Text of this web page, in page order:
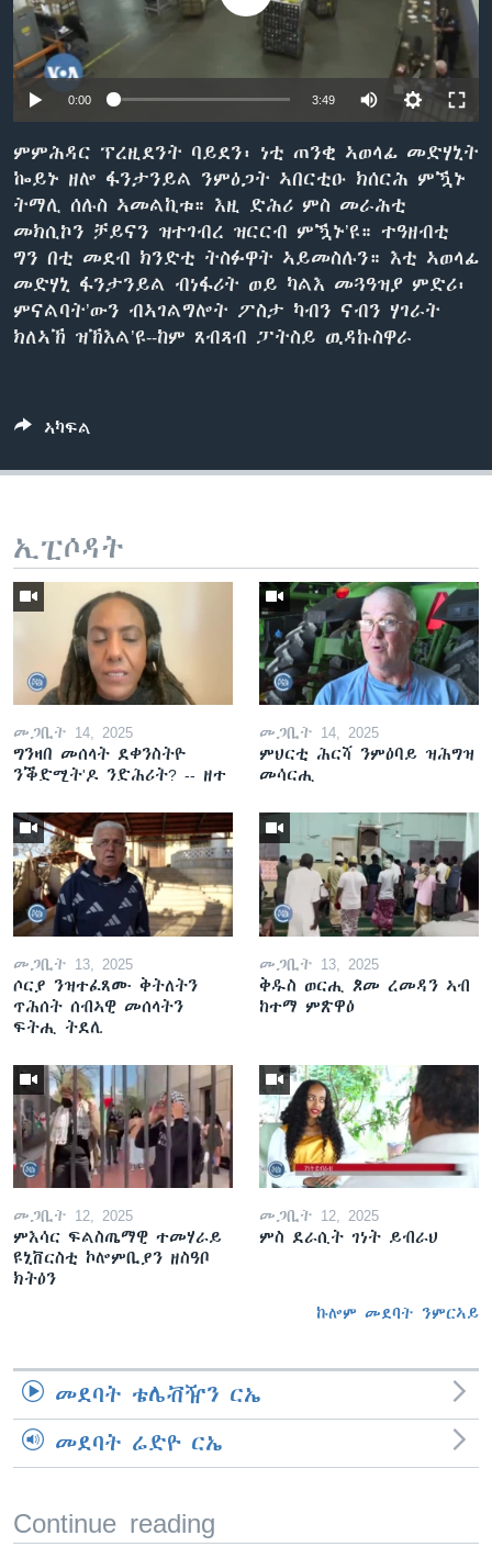
ቂሔ ጽልሚ
ቋንቋታት
0:00 3:49
ምምሕዳር ፕረዚደንት ባይደን፡ ነቲ ጠንቂ ኣወላፊ መድሃኒት
ኰይኑ ዘሎ ፋንታንይል ንምዕጋት ኣበርቲዑ ክሰርሕ ምዃኑ
ትማሊ ሰሉስ ኣመልኪቱ። እዚ ድሕሪ ምስ መራሕቲ
መክሲኮን ቻይናን ዝተገብረ ዝርርብ ምዃኑ’ዩ። ተዓዘብቲ
ግን በቲ መደብ ክንድቲ ትስፉዋት ኣይመስሉን። እቲ ኣወላፊ
መድሃኒ ፋንታንይል ብነፋሪት ወይ ካልእ መጓዓዝያ ምድሪ፡
ምናልባት’ውን ብኣገልግሎት ፖስታ ካብን ናብን ሃገራት
ክለኣኽ ዝኽእል’ዩ--ከም ጸብጻብ ፓትስይ ዉዳኩስዋራ
ኣካፍል
ኢፒሶዳት
መጋቢት 14, 2025
ግንዛበ መሰላት ደቀንስትዮ
ንቕድሚት'ዶ ንድሕሪት? -- ዘተ
መጋቢት 14, 2025
ምህርቲ ሕርሻ ንምዕባይ ዝሕግዝ
መሳርሒ
መጋቢት 13, 2025
ሶርያ ንዝተፈጸሙ ቅትለትን
ጥሕሰት ሰብኣዊ መሰላትን
ፍትሒ ትደሊ
መጋቢት 13, 2025
ቅዱስ ወርሒ ጾመ ረመዳን ኣብ
ከተማ ምጽዋዕ
መጋቢት 12, 2025
ምእሳር ፍልስጤማዊ ተመሃራይ
ዩኒቨርስቲ ኮሎምቢያን ዘስዓቦ
ክትዕን
መጋቢት 12, 2025
ምስ ደራሲት ገነት ይብራህ
ኩሎም መደባት ንምርኣይ
መደባት ቴሌቭዥን ርኤ
መደባት ሬድዮ ርኤ
Continue reading